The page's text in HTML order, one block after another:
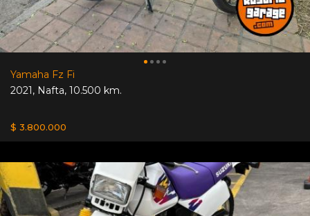
Yamaha Fz Fi
2021, Nafta, 10.500 km.
$ 3.800.000